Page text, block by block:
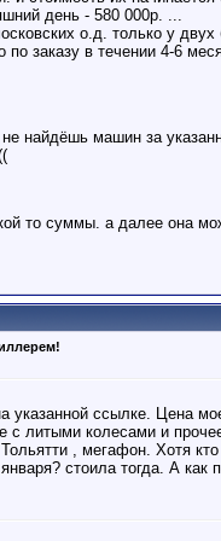
день - 580 000р. ...
о.д. только у
заказу в течении 4-6
найдёшь машин за
то суммы. а далее она
указанной ссылке. Цена
литыми колесами и
, мегафон. Хотя
стоила тогда. А